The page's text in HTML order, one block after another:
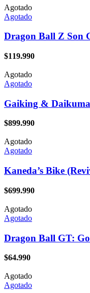
Agotado
Agotado
Dragon Ball Z Son
$119.990
Agotado
Agotado
Gaiking &
$899.990
Agotado
Agotado
Kaneda’s Bike
$699.990
Agotado
Agotado
Dragon Ball GT:
$64.990
Agotado
Agotado